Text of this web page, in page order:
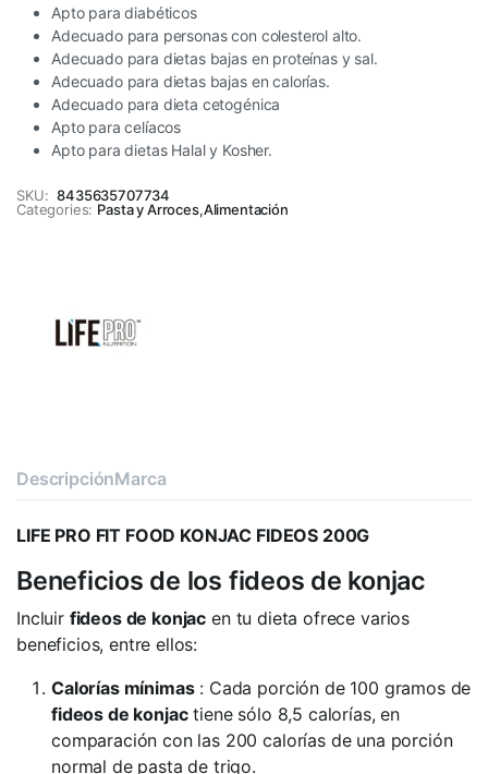
Apto para diabéticos
Adecuado para personas con colesterol alto.
Adecuado para dietas bajas en proteínas y sal.
Adecuado para dietas bajas en calorías.
Adecuado para dieta cetogénica
Apto para celíacos
Apto para dietas Halal y Kosher.
SKU: 8435635707734
Categories: Pasta y Arroces,Alimentación
DescripciónMarca
LIFE PRO FIT FOOD KONJAC FIDEOS 200G
Beneficios de los fideos de konjac
Incluir fideos de konjac en tu dieta ofrece varios
beneficios, entre ellos:
Calorías mínimas: Cada porción de 100 gramos de
fideos de konjactiene sólo 8,5 calorías, en
comparación con las 200 calorías de una porción
normal de pasta de trigo.